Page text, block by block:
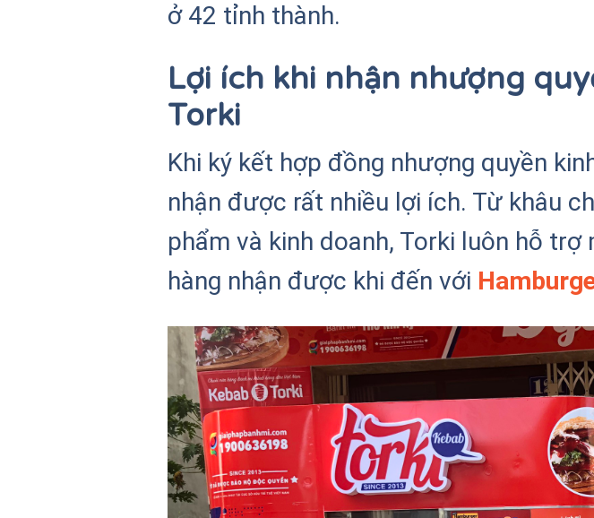
ở 42 tỉnh thành.
Lợi ích khi nhận nhượng
Torki
Khi ký kết hợp đồng nhượng quyền
nhận được rất nhiều lợi ích. Từ khâu
phẩm và kinh doanh, Torki luôn hỗ
hàng nhận được khi đến với